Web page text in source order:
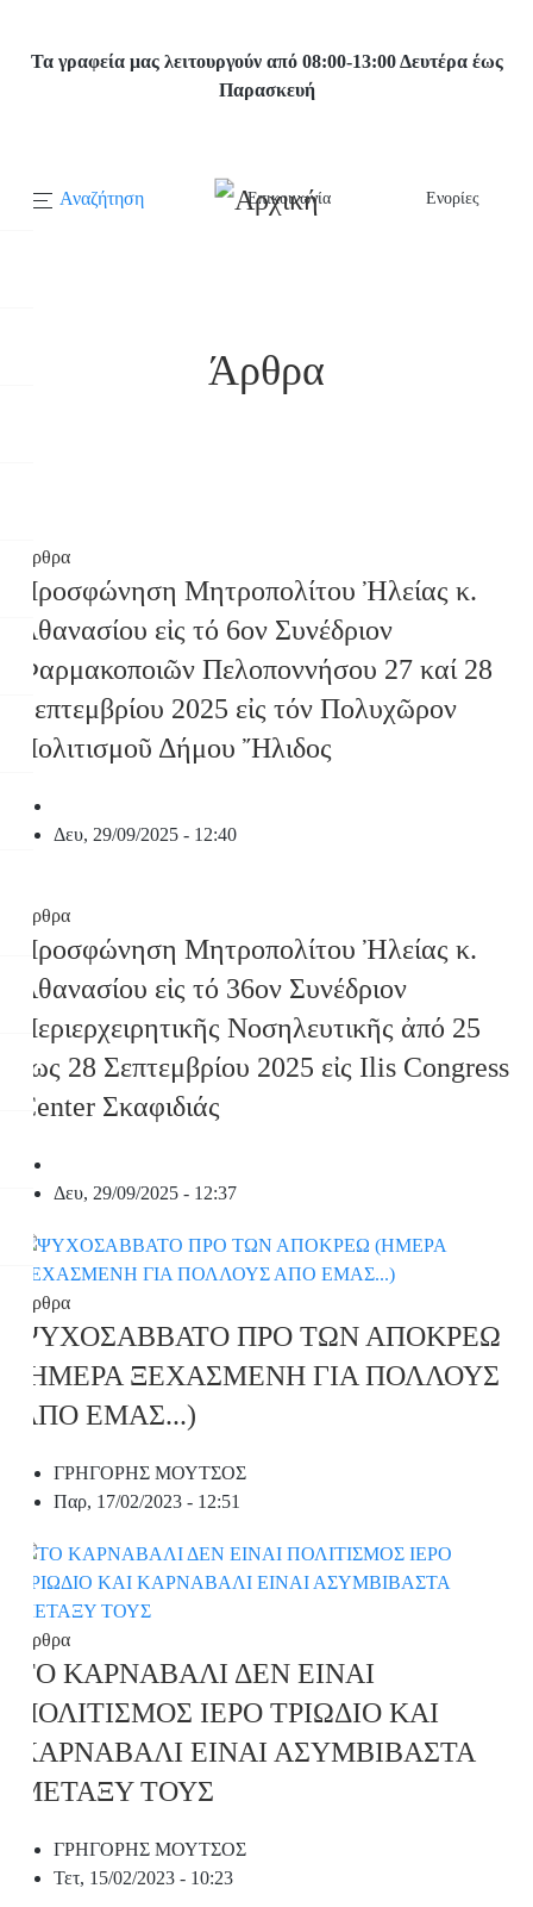
Τα γραφεία μας λειτουργούν από 08:00-13:00 Δευτέρα έως
Παρασκευή
Κεντρική
Αναζήτηση Επικοινωνία Ενορίες
Άρθρα
Άρθρα
Προσφώνηση Μητροπολίτου Ἠλείας κ.
Ἀθανασίου εἰς τό 6ον Συνέδριον
Φαρμακοποιῶν Πελοποννήσου 27 καί 28
Σεπτεμβρίου 2025 εἰς τόν Πολυχῶρον
Πολιτισμοῦ Δήμου Ἤλιδος
Δευ, 29/09/2025 - 12:40
Άρθρα
Προσφώνηση Μητροπολίτου Ἠλείας κ.
Ἀθανασίου εἰς τό 36ον Συνέδριον
Περιερχειρητικῆς Νοσηλευτικῆς ἀπό 25
ἕως 28 Σεπτεμβρίου 2025 εἰς Ilis Congress
Center Σκαφιδιάς
Δευ, 29/09/2025 - 12:37
Άρθρα
ΨΥΧΟΣΑΒΒΑΤΟ ΠΡΟ ΤΩΝ ΑΠΟΚΡΕΩ
(ΗΜΕΡΑ ΞΕΧΑΣΜΕΝΗ ΓΙΑ ΠΟΛΛΟΥΣ
ΑΠΟ ΕΜΑΣ...)
ΓΡΗΓΟΡΗΣ ΜΟΥΤΣΟΣ
Παρ, 17/02/2023 - 12:51
Άρθρα
ΤΟ ΚΑΡΝΑΒΑΛΙ ΔΕΝ ΕΙΝΑΙ
ΠΟΛΙΤΙΣΜΟΣ ΙΕΡΟ ΤΡΙΩΔΙΟ ΚΑΙ
ΚΑΡΝΑΒΑΛΙ ΕΙΝΑΙ ΑΣΥΜΒΙΒΑΣΤΑ
ΜΕΤΑΞΥ ΤΟΥΣ
ΓΡΗΓΟΡΗΣ ΜΟΥΤΣΟΣ
Τετ, 15/02/2023 - 10:23